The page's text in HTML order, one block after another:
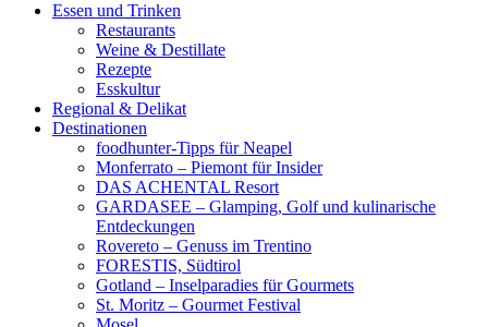
Essen und Trinken
Restaurants
Weine & Destillate
Rezepte
Esskultur
Regional & Delikat
Destinationen
foodhunter-Tipps für Neapel
Monferrato – Piemont für Insider
DAS ACHENTAL Resort
GARDASEE – Glamping, Golf und kulinarische
Entdeckungen
Rovereto – Genuss im Trentino
FORESTIS, Südtirol
Gotland – Inselparadies für Gourmets
St. Moritz – Gourmet Festival